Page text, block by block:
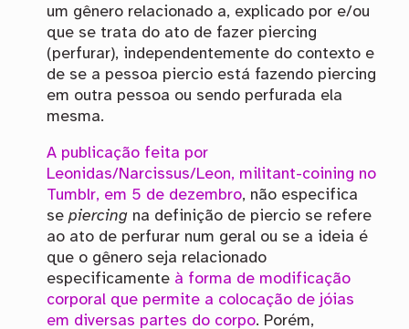
um gênero relacionado a, explicado por e/ou
que se trata do ato de fazer piercing
(perfurar), independentemente do contexto e
de se a pessoa piercio está fazendo piercing
em outra pessoa ou sendo perfurada ela
mesma.
A publicação feita por
Leonidas/Narcissus/Leon, militant-coining no
Tumblr, em 5 de dezembro, não especifica
se piercingna definição de piercio se refere
ao ato de perfurar num geral ou se a ideia é
que o gênero seja relacionado
especificamente à forma de modificação
corporal que permite a colocação de jóias
em diversas partes do corpo. Porém,